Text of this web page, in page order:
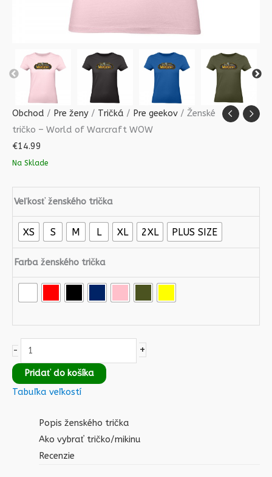
Obchod / Pre ženy / Tričká / Pre geekov / Ženské
tričko – World of Warcraft WOW
€14.99
Na Sklade
Veľkosť ženského trička
XS S M L XL 2XL PLUS SIZE
Farba ženského trička
- +
Pridať do košíka
Tabuľka veľkostí
Popis ženského trička
Ako vybrať tričko/mikinu
Recenzie